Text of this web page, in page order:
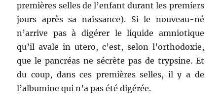
premières selles de l’enfant durant les premiers
jours après sa naissance). Si le nouveau-né
n’arrive pas à digérer le liquide amniotique
qu’il avale in utero, c’est, selon l’orthodoxie,
que le pancréas ne sécrète pas de trypsine. Et
du coup, dans ces premières selles, il y a de
l’albumine qui n’a pas été digérée.